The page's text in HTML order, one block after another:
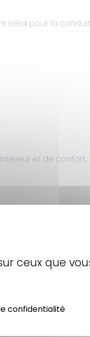
idéal pour la
et de confort,
ceux que
confidentialité